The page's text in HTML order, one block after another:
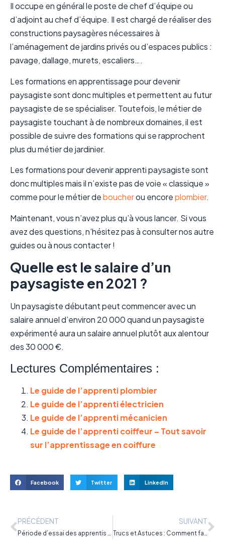
Il occupe en général le poste de chef d’équipe ou
d’adjoint au chef d’équipe. Il est chargé de réaliser des
constructions paysagères nécessaires à
l’aménagement de jardins privés ou d’espaces publics :
pavage, dallage, murets, escaliers….
Les formations en apprentissage pour devenir
paysagiste sont donc multiples et permettent au futur
paysagiste de se spécialiser. Toutefois, le métier de
paysagiste touchant à de nombreux domaines, il est
possible de suivre des formations qui se rapprochent
plus du métier de jardinier.
Les formations pour devenir apprenti paysagiste sont
donc multiples mais il n’existe pas de voie « classique »
comme pour le métier deboucherou encoreplombier.
Maintenant, vous n’avez plus qu’à vous lancer. Si vous
avez des questions, n’hésitez pas à consulter nos autre
guides ou à nous contacter !
Quelle est le salaire d’un
paysagiste en 2021 ?
Un paysagiste débutant peut commencer avec un
salaire annuel d’environ 20 000 quand un paysagiste
expérimenté aura un salaire annuel plutôt aux alentour
des 30 000 €.
Lectures Complémentaires :
Le guide de l’apprenti plombier
Le guide de l’apprenti électricien
Le guide de l’apprenti mécanicien
Le guide de l’apprenti coiffeur – Tout savoir
sur l’apprentissage en coiffure
Facebook Twitter LinkedIn
PRÉCÉDENT
Période d’essai des apprentis en alternance : changement de la durée et du mode de calcul
SUIVANT
Trucs et Astuces : Comment faire un cv simple et efficace en 2022 ?